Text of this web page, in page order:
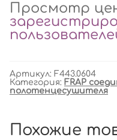
Просмотр
Артикул: F443.0604
Категория: FRAP
полотенцесушителя
Похожие